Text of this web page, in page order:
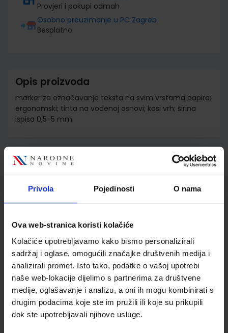
Privola Pojedinosti O nama
Ova web-stranica koristi kolačiće
Kolačiće upotrebljavamo kako bismo personalizirali
sadržaj i oglase, omogućili značajke društvenih medija i
analizirali promet. Isto tako, podatke o vašoj upotrebi
naše web-lokacije dijelimo s partnerima za društvene
medije, oglašavanje i analizu, a oni ih mogu kombinirati s
drugim podacima koje ste im pružili ili koje su prikupili
dok ste upotrebljavali njihove usluge.
Provjeri i pokupi odmah
Osobno preuzimanje u PC Zagreb
Besplatno
Opis proizvoda
marker za označavanje teksta na svim vrstama papira;
ergonomski; tinta na vodenoj osnovi; kosi vrh; širina
ispisa 0,5-5 mm
Detalji proizvoda